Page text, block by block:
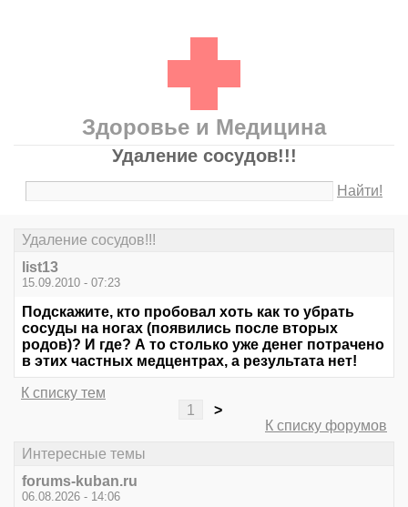
Здоровье и Медицина
Удаление сосудов!!!
Найти!
Удаление сосудов!!!
list13
15.09.2010 - 07:23
Подскажите, кто пробовал хоть как то убрать
сосуды на ногах (появились после вторых
родов)? И где? А то столько уже денег потрачено
в этих частных медцентрах, а результата нет!
К списку тем
1
>
К списку форумов
Интересные темы
forums-kuban.ru
06.08.2026 - 14:06